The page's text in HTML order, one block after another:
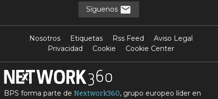
Síguenos
Nosotros Etiquetas Rss Feed
Aviso Legal
Privacidad
Cookie Cookie Center
BPS forma parte de Nextwork360, grupo europeo líder en